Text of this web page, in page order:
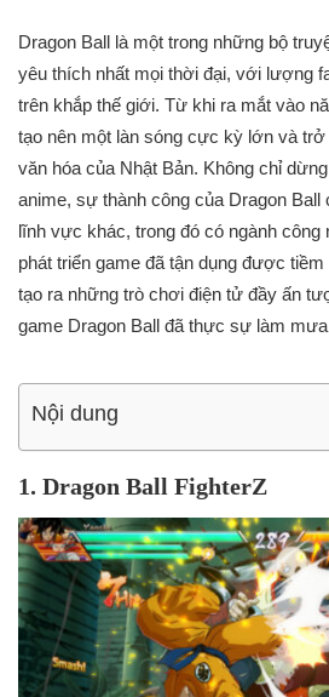
Dragon Ball là một trong những bộ
yêu thích nhất mọi thời đại, với lượng
trên khắp thế giới. Từ khi ra mắt vào
tạo nên một làn sóng cực kỳ lớn và
văn hóa của Nhật Bản. Không chỉ
anime, sự thành công của Dragon Ball
lĩnh vực khác, trong đó có ngành công
phát triển game đã tận dụng được
tạo ra những trò chơi điện tử đầy ấn
game Dragon Ball đã thực sự làm
Nội dung
1. Dragon Ball FighterZ